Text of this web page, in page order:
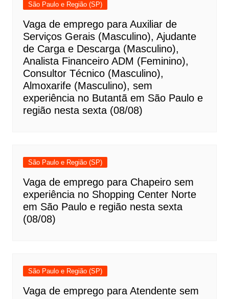
São Paulo e Região (SP)
Vaga de emprego para Auxiliar de
Serviços Gerais (Masculino), Ajudante
de Carga e Descarga (Masculino),
Analista Financeiro ADM (Feminino),
Consultor Técnico (Masculino),
Almoxarife (Masculino), sem
experiência no Butantã em São Paulo e
região nesta sexta (08/08)
São Paulo e Região (SP)
Vaga de emprego para Chapeiro sem
experiência no Shopping Center Norte
em São Paulo e região nesta sexta
(08/08)
São Paulo e Região (SP)
Vaga de emprego para Atendente sem